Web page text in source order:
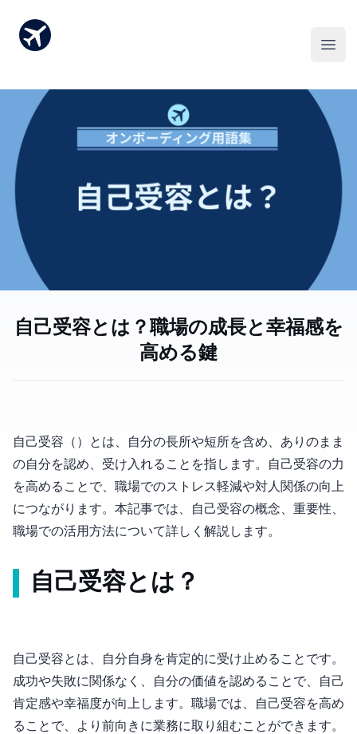
自己受容とは？職場の成長と幸福感を
高める鍵
自己受容（Self-Acceptance）とは、自分の長所や短所を含め、ありのまま
の自分を認め、受け入れることを指します。自己受容の力
を高めることで、職場でのストレス軽減や対人関係の向上
につながります。本記事では、自己受容の概念、重要性、
職場での活用方法について詳しく解説します。
自己受容とは？
自己受容とは、自分自身を肯定的に受け止めることです。
成功や失敗に関係なく、自分の価値を認めることで、自己
肯定感や幸福度が向上します。職場では、自己受容を高め
ることで、より前向きに業務に取り組むことができます。